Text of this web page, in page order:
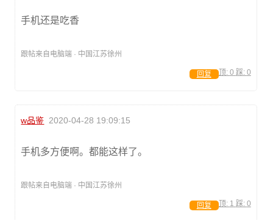
手机还是吃香
跟帖来自电脑端 · 中国江苏徐州
顶: 0 踩: 0
回复
w品鉴 2020-04-28 19:09:15
手机多方便啊。都能这样了。
跟帖来自电脑端 · 中国江苏徐州
顶: 1 踩: 0
回复